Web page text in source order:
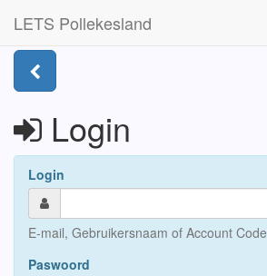
LETS Pollekesland
Login
Login
E-mail, Gebruikersnaam of Account Code
Paswoord